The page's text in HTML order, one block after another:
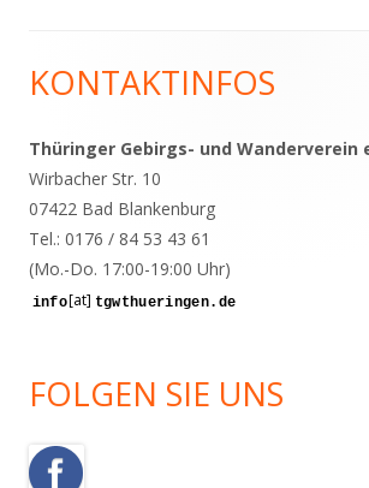
Haupt-
Seitenleiste
KONTAKTINFOS
Thüringer Gebirgs- und Wanderverein
Wirbacher Str. 10
07422 Bad Blankenburg
Tel.: 0176 / 84 53 43 61
(Mo.-Do. 17:00-19:00 Uhr)
[at]
FOLGEN SIE UNS